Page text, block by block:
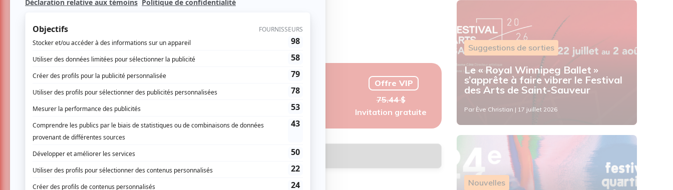
Voir les avis -->
6 mars 2026 - 19h30
Salle Ludger-Duvernay
1182 boulevard St-Laurent,
Montréal
Offre VIP
75.44 $
Invitation gratuite
Suggestions de sorties
Le « Royal Winnipeg Ballet »
s’apprête à faire vibrer le Festival
des Arts de Saint-Sauveur
Par Ève Christian | 17 juillet 2026
Nouvelles